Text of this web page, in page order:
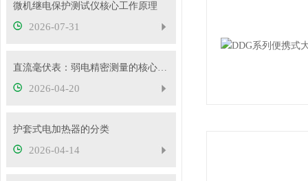
微机继电保护测试仪核心工作原理
2026-07-31
直流毫伏表：弱电精密测量的核心工具
2026-04-20
护套式电加热器的分类
2026-04-14